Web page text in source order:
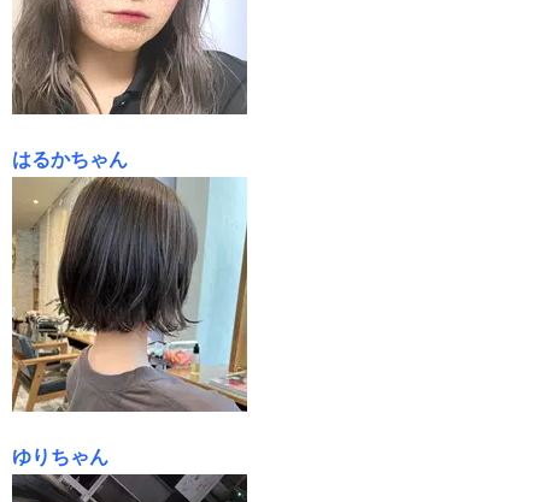
はるかちゃん
ゆりちゃん